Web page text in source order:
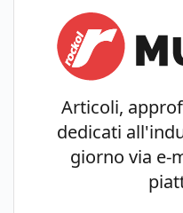
Articoli,
dedicati
giorno via e-